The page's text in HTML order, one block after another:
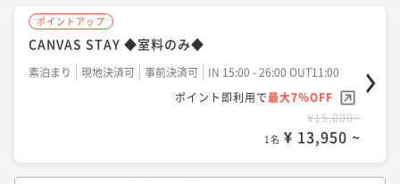
ポイントアップ
CANVAS STAY ◆室料のみ◆
素泊まり 現地決済可 事前決済可
IN 15:00 - 26:00 OUT11:00
ポイント即利用で最大7％OFF
¥15,000~
1名 ¥ 13,950 ~